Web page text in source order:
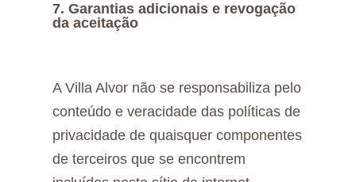
7. Garantias adicionais e revogação
da aceitação
A Villa Alvor não se responsabiliza pelo
conteúdo e veracidade das políticas de
privacidade de quaisquer componentes
de terceiros que se encontrem